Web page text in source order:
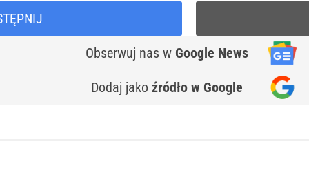
Obserwuj nas w Google News
Dodaj jako źródło w Google